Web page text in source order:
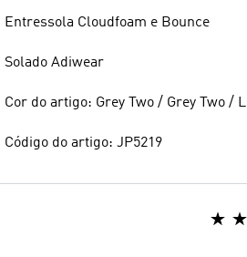
Entressola Cloudfoam e Bounce
Solado Adiwear
Cor do artigo: Grey Two / Grey Two /
Código do artigo: JP5219